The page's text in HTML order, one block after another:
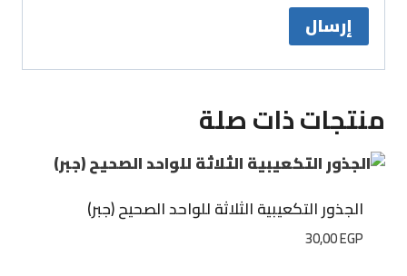
منتجات ذات صلة
الجذور التكعيبية الثلاثة للواحد الصحيح (جبر)
30,00EGP